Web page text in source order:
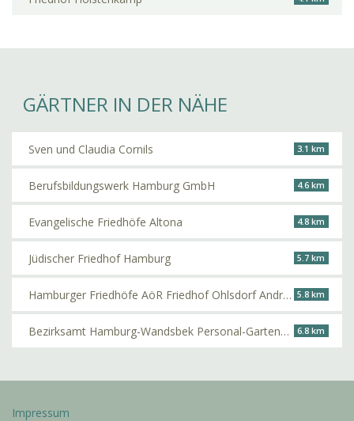
GÄRTNER IN DER NÄHE
Sven und Claudia Cornils 3.1 km
Berufsbildungswerk Hamburg GmbH 4.6 km
Evangelische Friedhöfe Altona 4.8 km
Jüdischer Friedhof Hamburg 5.7 km
Hamburger Friedhöfe AöR Friedhof Ohlsdorf André Brauner 5.8 km
Bezirksamt Hamburg-Wandsbek Personal-Gartenbauabteilung 6.8 km
Impressum